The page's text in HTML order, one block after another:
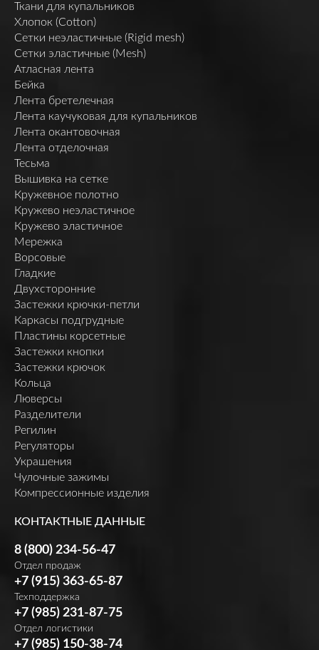
Ткани для купальников
Хлопок (Cotton)
Сетки неэластичные (Rigid mesh)
Сетки эластичные (Mesh)
Атласная лента
Бейка
Лента бретелечная
Лента каучуковая для купальников
Лента окантовочная
Лента отделочная
Тесьма
Вышивка на сетке
Кружевное полотно
Кружево неэластичное
Кружево эластичное
Мережка
Ворсовые
Гладкие
Двухсторонние
Застежки крючки-петли
Каркасы подгрудные
Пластины корсетные
Застежки кнопки
Застежки крючок
Кольца
Люверсы
Разделители
Регилин
Регуляторы
Украшения
Чулочные зажимы
Компрессионные изделия
КОНТАКТНЫЕ ДАННЫЕ
8 (800) 234-56-47
Отдел продаж
+7 (915) 363-65-87
Техподдержка
+7 (985) 231-87-75
Отдел логистики
+7 (985) 150-38-74